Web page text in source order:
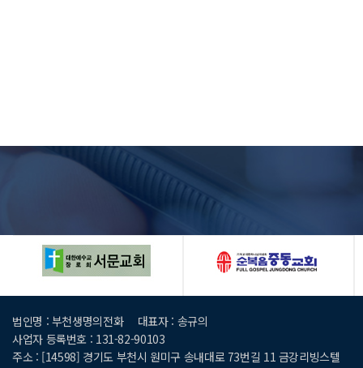
법인명 : 부천생명의전화
대표자 : 송규의
사업자 등록번호 : 131-82-90103
주소 : [14598] 경기도 부천시 원미구 송내대로 73번길 11 금강리빙스텔